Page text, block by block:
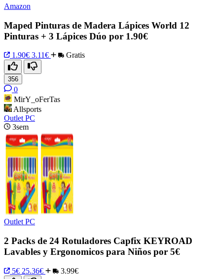
Amazon
Maped Pinturas de Madera Lápices World 12
Pinturas + 3 Lápices Dúo por 1.90€
1.90€ 3.11€ Gratis
356
0
MirY_oFerTas
Allsports
Outlet PC
3sem
Outlet PC
2 Packs de 24 Rotuladores Capfix KEYROAD
Lavables y Ergonomicos para Niños por 5€
5€ 25.36€ 3.99€